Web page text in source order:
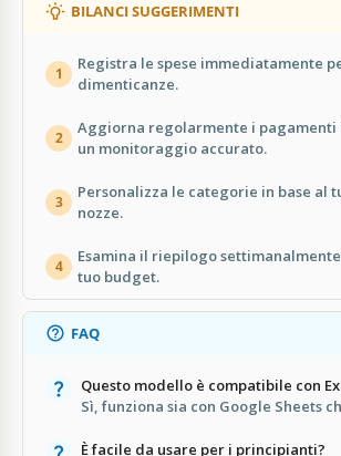
BILANCI SUGGERIMENTI
1
Registra le spese immediatamente
dimenticanze.
2
Aggiorna regolarmente i pagamenti
un monitoraggio accurato.
3
Personalizza le categorie in base al
nozze.
4
Esamina il riepilogo
tuo budget.
FAQ
Questo modello è compatibile con
Sì, funziona sia con Google Sheets
È facile da usare per i principianti?